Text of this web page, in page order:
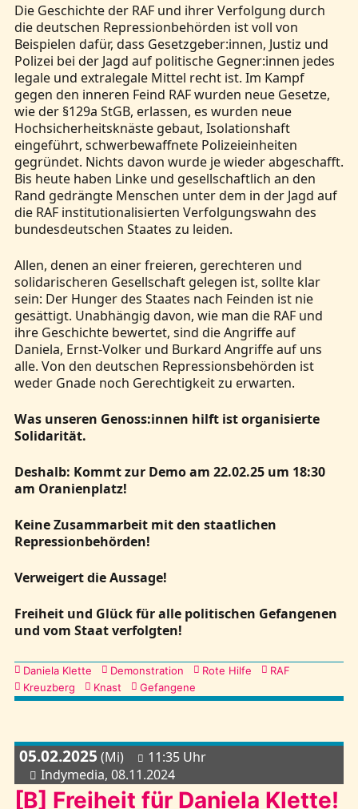
Die Geschichte der RAF und ihrer Verfolgung durch
die deutschen Repressionbehörden ist voll von
Beispielen dafür, dass Gesetzgeber:innen, Justiz und
Polizei bei der Jagd auf politische Gegner:innen jedes
legale und extralegale Mittel recht ist. Im Kampf
gegen den inneren Feind RAF wurden neue Gesetze,
wie der §129a StGB, erlassen, es wurden neue
Hochsicherheitsknäste gebaut, Isolationshaft
eingeführt, schwerbewaffnete Polizeieinheiten
gegründet. Nichts davon wurde je wieder abgeschafft.
Bis heute haben Linke und gesellschaftlich an den
Rand gedrängte Menschen unter dem in der Jagd auf
die RAF institutionalisierten Verfolgungswahn des
bundesdeutschen Staates zu leiden.
Allen, denen an einer freieren, gerechteren und
solidarischeren Gesellschaft gelegen ist, sollte klar
sein: Der Hunger des Staates nach Feinden ist nie
gesättigt. Unabhängig davon, wie man die RAF und
ihre Geschichte bewertet, sind die Angriffe auf
Daniela, Ernst-Volker und Burkard Angriffe auf uns
alle. Von den deutschen Repressionsbehörden ist
weder Gnade noch Gerechtigkeit zu erwarten.
Was unseren Genoss:innen hilft ist organisierte
Solidarität.
Deshalb: Kommt zur Demo am 22.02.25 um 18:30
am Oranienplatz!
Keine Zusammarbeit mit den staatlichen
Repressionbehörden!
Verweigert die Aussage!
Freiheit und Glück für alle politischen Gefangenen
und vom Staat verfolgten!
Kategorien
Daniela Klette Demonstration Rote Hilfe
RAF
Kreuzberg
Knast Gefangene
05.02.2025 (Mi)
11:35 Uhr
Indymedia, 08.11.2024
[B] Freiheit für Daniela Klette!